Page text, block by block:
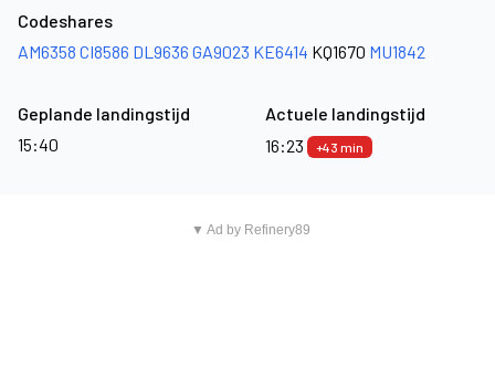
Codeshares
AM6358 CI8586 DL9636 GA9023 KE6414 KQ1670 MU1842
Geplande landingstijd
15:40
Actuele landingstijd
16:23
+43 min
▼ Ad by Refinery89